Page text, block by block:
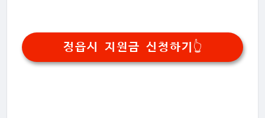
정읍시 지원금 신청하기👆️